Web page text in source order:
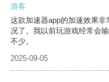
游客
这款加速器app的加速效果
况了。我以前玩游戏经常会
不少。
2025-09-05